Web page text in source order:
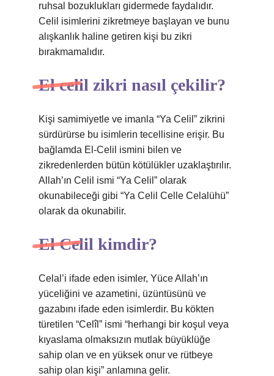
ruhsal bozuklukları gidermede faydalıdır.
Celil isimlerini zikretmeye başlayan ve bunu
alışkanlık haline getiren kişi bu zikri
bırakmamalıdır.
El celil zikri nasıl çekilir?
Kişi samimiyetle ve imanla “Ya Celil” zikrini
sürdürürse bu isimlerin tecellisine erişir. Bu
bağlamda El-Celil ismini bilen ve
zikredenlerden bütün kötülükler uzaklaştırılır.
Allah’ın Celil ismi “Ya Celil” olarak
okunabileceği gibi “Ya Celil Celle Celalühü”
olarak da okunabilir.
El Celil kimdir?
Celal’i ifade eden isimler, Yüce Allah’ın
yüceliğini ve azametini, üzüntüsünü ve
gazabını ifade eden isimlerdir. Bu kökten
türetilen “Celîl” ismi “herhangi bir koşul veya
kıyaslama olmaksızın mutlak büyüklüğe
sahip olan ve en yüksek onur ve rütbeye
sahip olan kişi” anlamına gelir.